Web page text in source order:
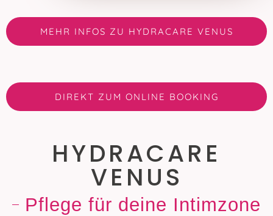
MEHR INFOS ZU HYDRACARE VENUS
DIREKT ZUM ONLINE BOOKING
HYDRACARE
VENUS
Pflege für deine Intimzone